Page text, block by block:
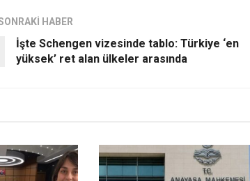
HABER
İşte Schengen vizesinde tablo: Türkiye ‘en
yüksek’ ret alan ülkeler arasında